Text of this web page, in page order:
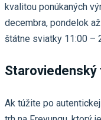
kvalitou ponúkaných
decembra, pondelok
štátne sviatky 11:00 –
Staroviedenský
Ak túžite po